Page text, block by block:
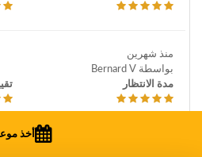
منذ شهرين
بواسطة Bernard V
مدة الانتظار
أخذ